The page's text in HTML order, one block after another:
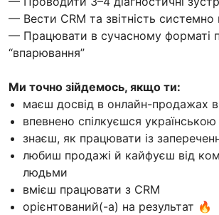
— Вести CRM та звітність системно
— Працювати в сучасному форматі
“впарювання”
Ми точно зійдемось, якщо ти:
маєш досвід в онлайн-продажах
впевнено спілкуєшся українською
знаєш, як працювати із
любиш продажі й кайфуєш від
людьми
вмієш працювати з CRM
орієнтований(-а) на результат 🔥